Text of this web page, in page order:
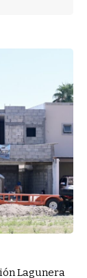
Lagunera